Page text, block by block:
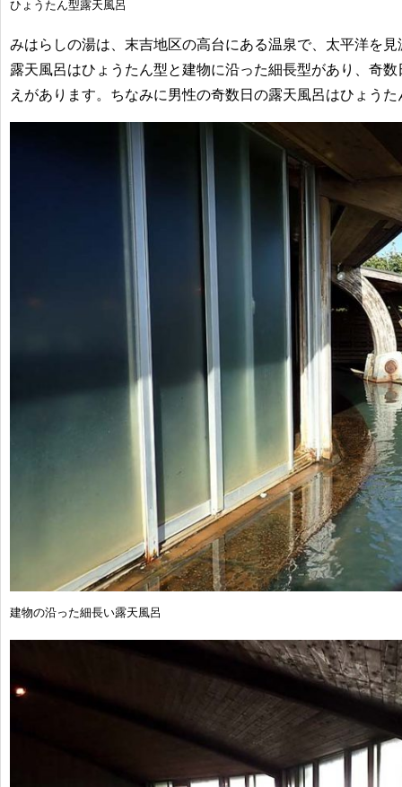
ひょうたん型露天風呂
みはらしの湯は、末吉地区の高台にある温泉で、太平洋を
露天風呂はひょうたん型と建物に沿った細長型があり、奇
えがあります。ちなみに男性の奇数日の露天風呂はひょうた
建物の沿った細長い露天風呂